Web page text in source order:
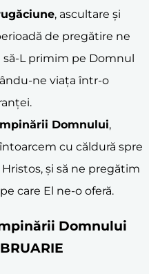
, ascultare și
de pregătire ne
L primim pe Domnul
ne viața într-o
Domnului,
cu căldură spre
și să ne pregătim
care El ne-o oferă.
Domnului